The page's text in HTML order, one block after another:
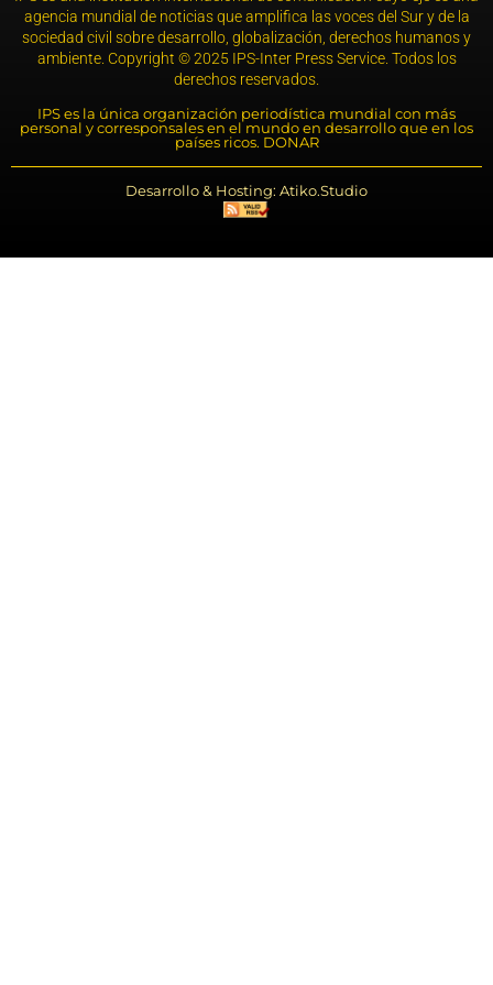
agencia mundial de noticias que amplifica las voces del Sur y de la
sociedad civil sobre desarrollo, globalización, derechos humanos y
ambiente. Copyright © 2025 IPS-Inter Press Service. Todos los
derechos reservados.
IPS es la única organización periodística mundial con más
personal y corresponsales en el mundo en desarrollo que en los
países ricos. DONAR
Desarrollo & Hosting: Atiko.Studio